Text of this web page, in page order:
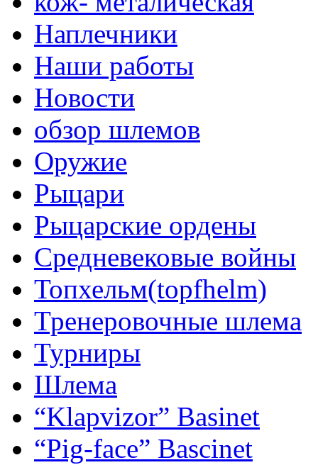
Наплечники
Наши работы
Новости
обзор шлемов
Оружие
Рыцари
Рыцарские ордены
Средневековые войны
Топхельм(topfhelm)
Тренеровочные шлема
Турниры
Шлема
“Klapvizor” Basinet
“Pig-face” Bascinet